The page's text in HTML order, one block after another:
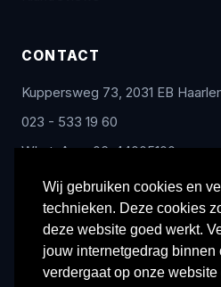
Wij gebruiken cookies en
technieken. Deze cookies
deze website goed werkt.
jouw internetgedrag binnen
verdergaat op onze
CONTACT
Kuppersweg 73, 2031 EB
023 - 533 19 60
WhatsApp: 06-44005100
info@radex-benelux.nl
Ma – Vrij: 9:00 – 17:00